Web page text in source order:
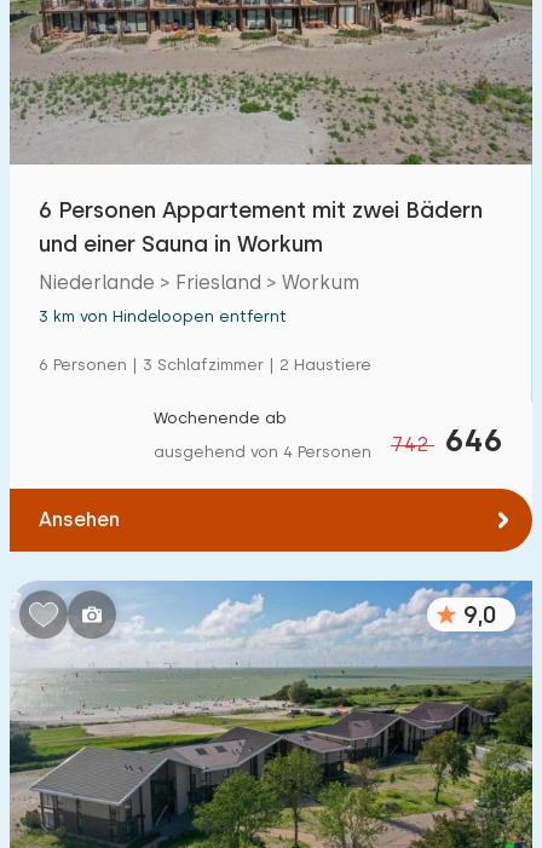
6 Personen Appartement mit zwei Bädern
und einer Sauna in Workum
Niederlande > Friesland > Workum
3 km von Hindeloopen entfernt
6 Personen | 3 Schlafzimmer | 2 Haustiere
742 646
Wochenende ab
ausgehend von 4 Personen
Ansehen
9,0